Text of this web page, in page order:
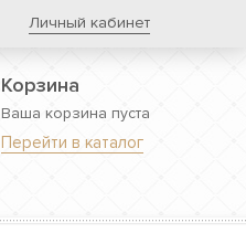
Личный кабинет
Корзина
Ваша корзина пуста
Перейти в каталог